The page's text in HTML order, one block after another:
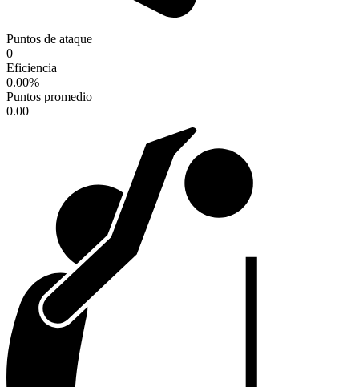
Puntos de ataque
0
Eficiencia
0.00%
Puntos promedio
0.00